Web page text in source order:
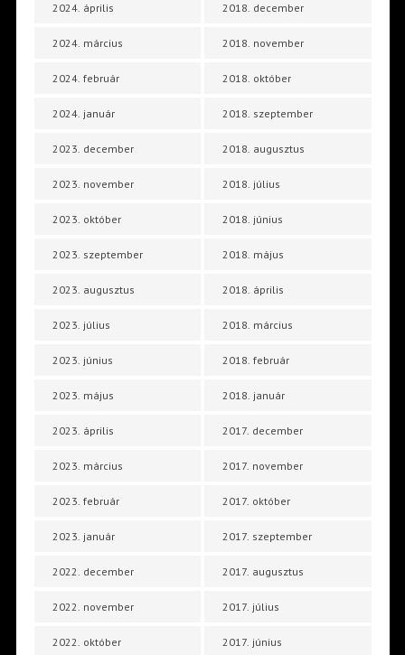
2024. április
2024. március
2024. február
2024. január
2023. december
2023. november
2023. október
2023. szeptember
2023. augusztus
2023. július
2023. június
2023. május
2023. április
2023. március
2023. február
2023. január
2022. december
2022. november
2022. október
2018. december
2018. november
2018. október
2018. szeptember
2018. augusztus
2018. július
2018. június
2018. május
2018. április
2018. március
2018. február
2018. január
2017. december
2017. november
2017. október
2017. szeptember
2017. augusztus
2017. július
2017. június